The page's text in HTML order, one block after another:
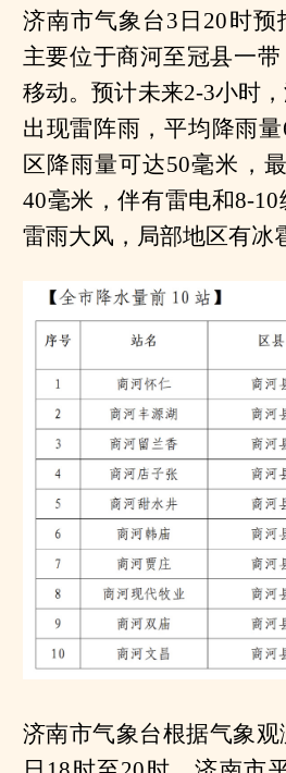
济南市气象台3日20时预
主要位于商河至冠县一
移动。预计未来2-3小时
出现雷阵雨，平均降雨
区降雨量可达50毫米，
40毫米，伴有雷电和8-
雷雨大风，局部地区有冰
济南市气象台根据气象